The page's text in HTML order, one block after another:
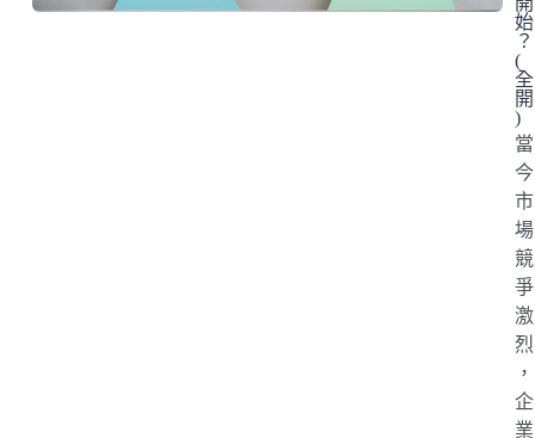
始
？
(
全
開
)
當
今
市
場
競
爭
激
烈
，
企
業